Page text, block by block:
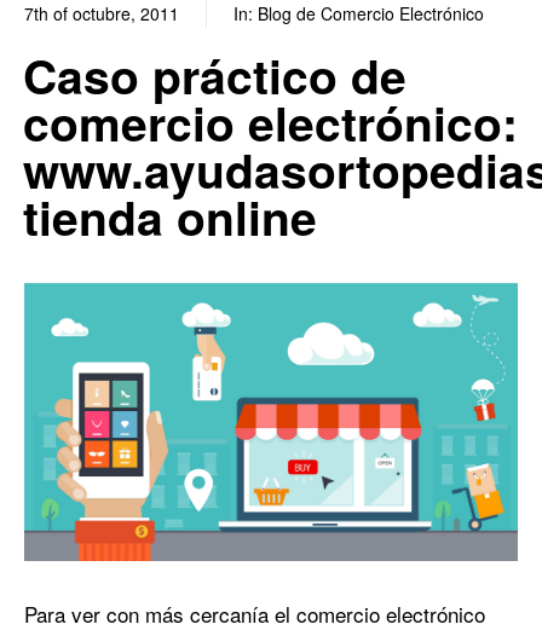
7th of octubre, 2011 In: Blog de Comercio Electrónico
Caso práctico de
comercio electrónico:
tienda online
Para ver con más cercanía el comercio electrónico